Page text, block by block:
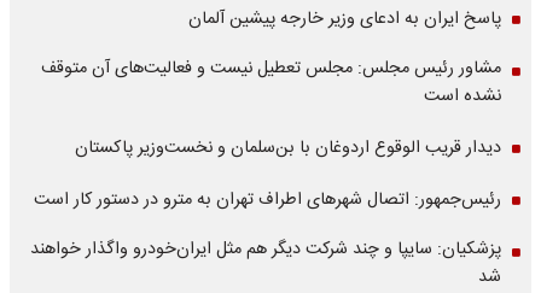
پاسخ ایران به ادعای وزیر خارجه پیشین آلمان
مشاور رئیس مجلس: مجلس تعطیل نیست و فعالیت‌های آن متوقف
نشده است
دیدار قریب الوقوع اردوغان با بن‌سلمان و نخست‌وزیر پاکستان
رئیس‌جمهور: اتصال شهرهای اطراف تهران به مترو در دستور کار است
پزشکیان: سایپا و چند شرکت دیگر هم مثل ایران‌خودرو واگذار خواهند
شد